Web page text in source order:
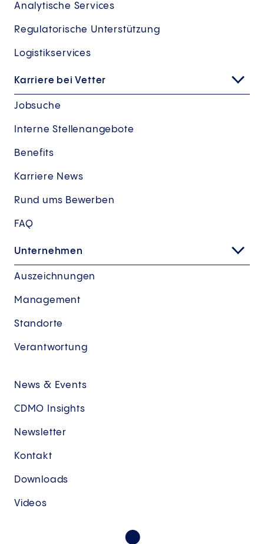
Analytische Services
Regulatorische Unterstützung
Logistikservices
Karriere bei Vetter
Jobsuche
Interne Stellenangebote
Benefits
Karriere News
Rund ums Bewerben
FAQ
Unternehmen
Auszeichnungen
Management
Standorte
Verantwortung
News & Events
CDMO Insights
Newsletter
Kontakt
Downloads
Videos